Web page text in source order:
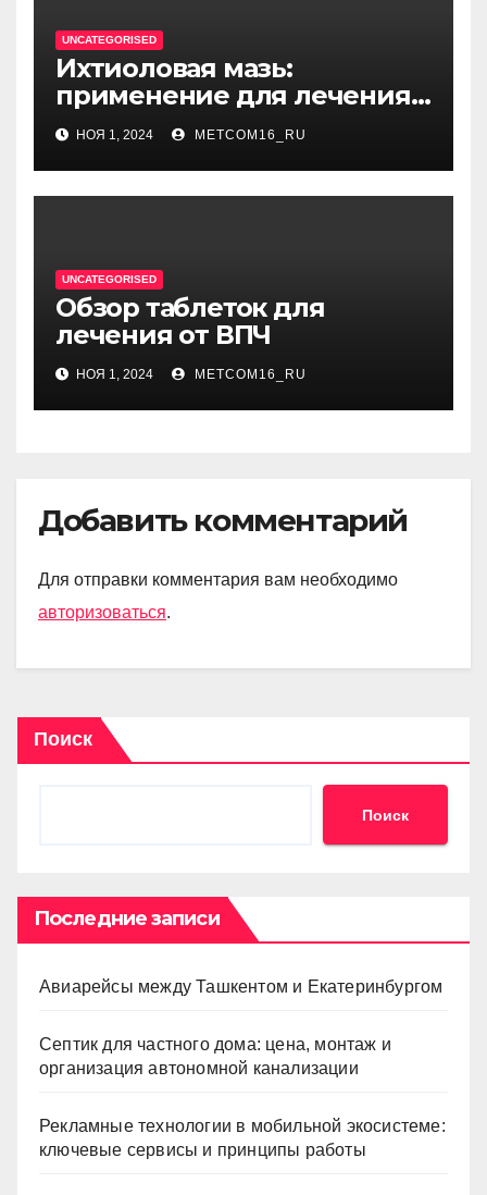
UNCATEGORISED
Ихтиоловая мазь:
применение для лечения
фурункулов
НОЯ 1, 2024 METCOM16_RU
UNCATEGORISED
Обзор таблеток для
лечения от ВПЧ
НОЯ 1, 2024 METCOM16_RU
Добавить комментарий
Для отправки комментария вам необходимо
авторизоваться.
Поиск
Поиск
Последние записи
Авиарейсы между Ташкентом и Екатеринбургом
Септик для частного дома: цена, монтаж и
организация автономной канализации
Рекламные технологии в мобильной экосистеме:
ключевые сервисы и принципы работы